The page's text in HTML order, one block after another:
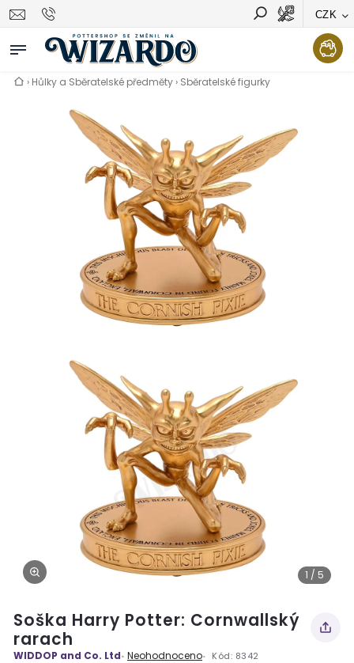
CZK
Vyhledávání Hledat
› Hůlky a Sběratelské předměty › Sběratelské figurky
1 / 5
Soška Harry Potter: Cornwallský
rarach
WIDDOP and Co. Ltd Neohodnoceno Kód: 8342